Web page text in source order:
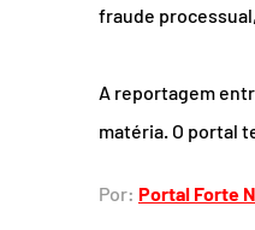
fraude
A reportagem
matéria. O portal
Por: Portal Forte